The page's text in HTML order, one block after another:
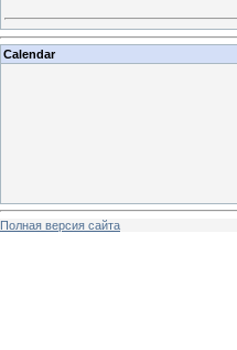
Calendar
Полная версия сайта